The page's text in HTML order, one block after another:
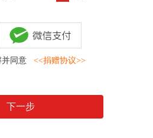
同意 <<捐赠协议>>
下一步